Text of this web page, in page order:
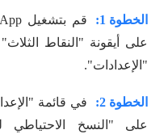
الخطوة 1:
على أيقونة "النقاط الثلاث"
"الإعدادات".
الخطوة 2:
في قائمة
على "النسخ